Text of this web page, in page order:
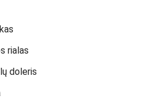
rialas
doleris